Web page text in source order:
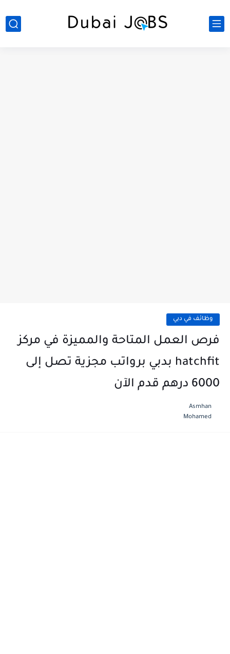
وظائف في دبي
فرص العمل المتاحة والمميزة في مركز
hatchfit بدبي برواتب مجزية تصل إلى
6000 درهم قدم الآن
Asmhan
Mohamed